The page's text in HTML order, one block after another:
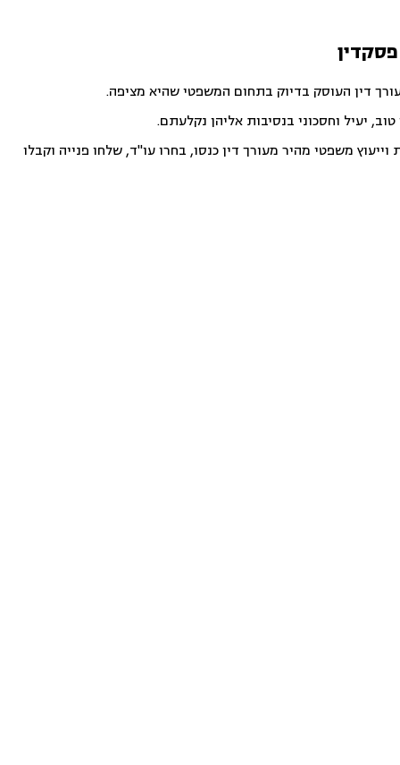
דין העוסק בדיוק בתחום המשפטי שהיא מציפה.
יעיל וחסכוני בנסיבות אליהן נקלעתם.
משפטי מהיר מעורך דין כנסו, בחרו עו"ד, שלחו פנייה וקבלו